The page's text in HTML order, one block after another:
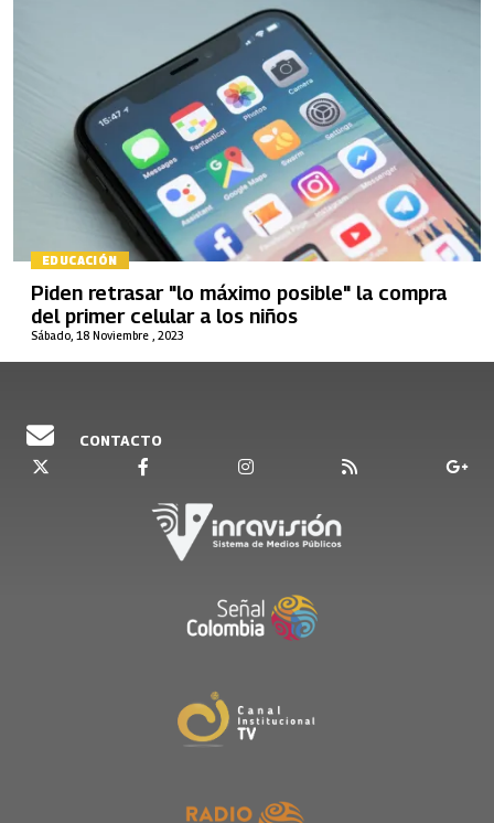
EDUCACIÓN
Sábado, 18 Noviembre , 2023
Piden retrasar "lo máximo posible" la compra
del primer celular a los niños
CONTACTO